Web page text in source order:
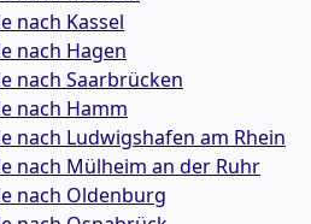
nach Kassel
nach Hagen
nach Saarbrücken
nach Hamm
nach Ludwigshafen am Rhein
nach Mülheim an der Ruhr
nach Oldenburg